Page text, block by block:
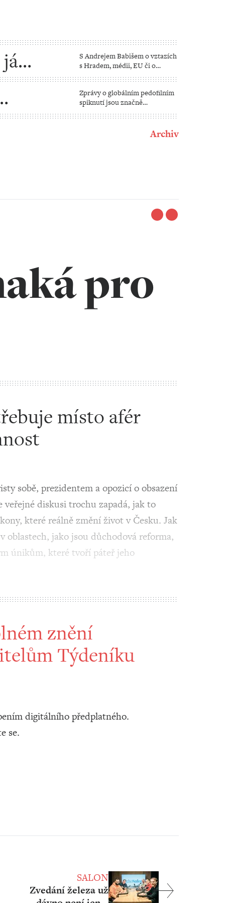
S Andrejem Babišem o vztazích
s Hradem, médii, EU či o
tajemství dlouhověkosti
Zprávy o globálním pedofilním
spiknutí jsou značně
nafouknuté
Archiv
pro
místo afér
sobě, prezidentem a opozicí o obsazení
diskusi trochu zapadá, jak to
které reálně změní život v Česku. Jak
oblastech, jako jsou důchodová reforma,
únikům, které tvoří páteř jeho
znění
Týdeníku
digitálního předplatného.
se.
SALON
Zvedání železa už